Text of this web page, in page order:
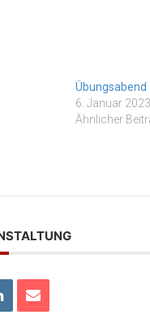
Übungsabend
6. Januar 2023
Ähnlicher